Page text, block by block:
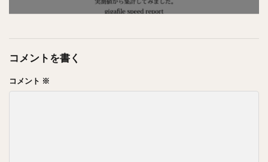
コメントを書く
コメント ※